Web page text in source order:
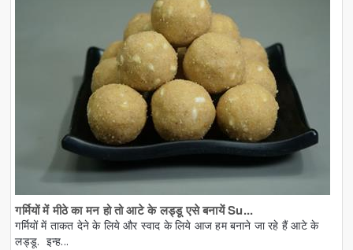
गर्मियों में मीठे का मन हो तो आटे के लड्डू एसे बनायें Su...
गर्मियों में ताकत देने के लिये और स्वाद के लिये आज हम बनाने जा रहे हैं आटे के
लड्डू. इन्ह...